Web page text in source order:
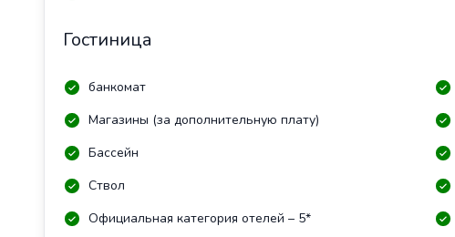
Гостиница
банкомат
Магазины (за дополнительную плату)
Бассейн
Ствол
Официальная категория отелей – 5*